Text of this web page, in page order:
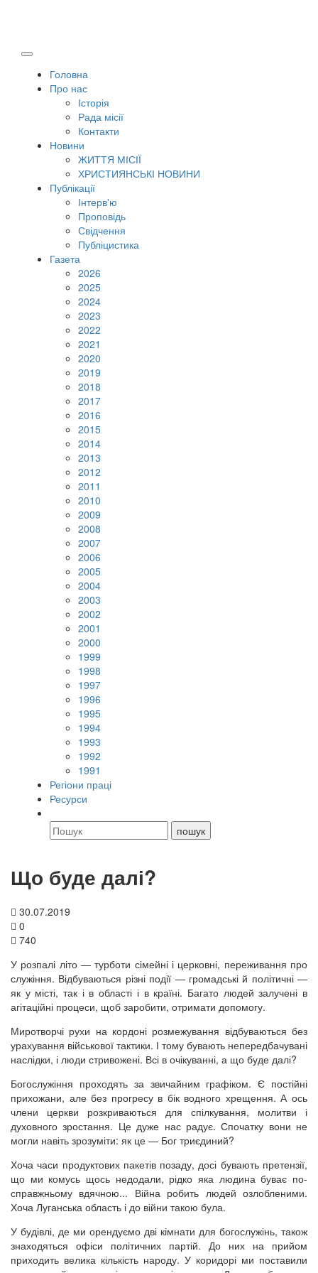
Головна
Про нас
Історія
Рада місії
Контакти
Новини
ЖИТТЯ МІСІЇ
ХРИСТИЯНСЬКІ НОВИНИ
Публікації
Інтерв'ю
Проповідь
Свідчення
Публіцистика
Газета
2026
2025
2024
2023
2022
2021
2020
2019
2018
2017
2016
2015
2014
2013
2012
2011
2010
2009
2008
2007
2006
2005
2004
2003
2002
2001
2000
1999
1998
1997
1996
1995
1994
1993
1992
1991
Регіони праці
Ресурси
Що буде далі?
30.07.2019
0
740
У розпалі літо — турботи сімейні і церковні, переживання про
служіння. Відбуваються різні події — громадські й політичні —
як у місті, так і в області і в країні. Багато людей залучені в
агітаційні процеси, щоб заробити, отримати допомогу.
Миротворчі рухи на кордоні розмежування відбуваються без
урахування військової тактики. І тому бувають непередбачувані
наслідки, і люди стривожені. Всі в очікуванні, а що буде далі?
Богослужіння проходять за звичайним графіком. Є постійні
прихожани, але без прогресу в бік водного хрещення. А ось
члени церкви розкриваються для спілкування, молитви і
духовного зростання. Це дуже нас радує. Спочатку вони не
могли навіть зрозуміти: як це — Бог триєдиний?
Хоча часи продуктових пакетів позаду, досі бувають претензії,
що ми комусь щось недодали, рідко яка людина буває по-
справжньому вдячною... Війна робить людей озлобленими.
Хоча Луганська область і до війни такою була.
У будівлі, де ми орендуємо дві кімнати для богослужінь, також
знаходяться офіси політичних партій. До них на прийом
приходить велика кількість народу. У коридорі ми поставили